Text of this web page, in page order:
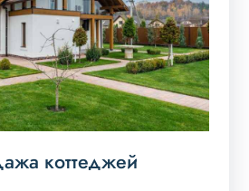
коттеджей